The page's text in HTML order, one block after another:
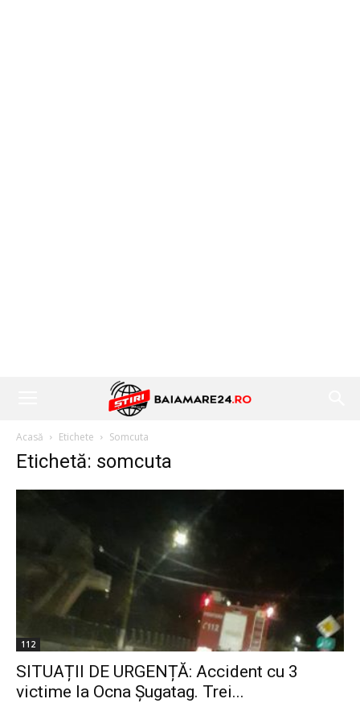
Acasă Etichete Somcuta
Etichetă: somcuta
112
SITUAȚII DE URGENȚĂ: Accident cu 3
victime la Ocna Șugatag. Trei...